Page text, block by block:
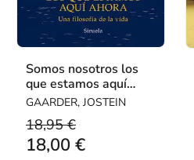
Somos nosotros los
que estamos aquí
ahora
GAARDER, JOSTEIN
18,95 €
18,00 €